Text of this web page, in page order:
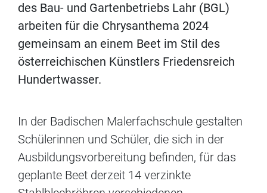
des Bau- und Gartenbetriebs Lahr (BGL)
arbeiten für die Chrysanthema 2024
gemeinsam an einem Beet im Stil des
österreichischen Künstlers Friedensreich
Hundertwasser.
In der Badischen Malerfachschule gestalten
Schülerinnen und Schüler, die sich in der
Ausbildungsvorbereitung befinden, für das
geplante Beet derzeit 14 verzinkte